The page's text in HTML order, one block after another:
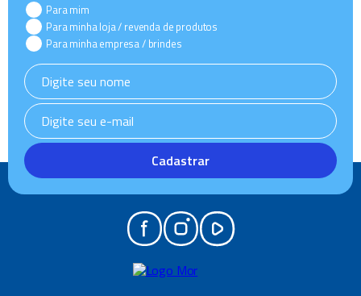
Para mim
Para minha loja / revenda de produtos
Para minha empresa / brindes
Cadastrar